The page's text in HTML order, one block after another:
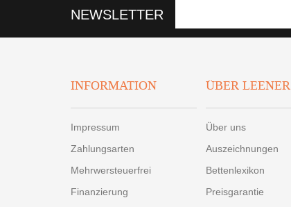
NEWSLETTER
INFORMATION
Impressum
Zahlungsarten
Mehrwersteuerfrei
Finanzierung
ÜBER
Über uns
Auszeichnungen
Bettenlexikon
Preisgarantie